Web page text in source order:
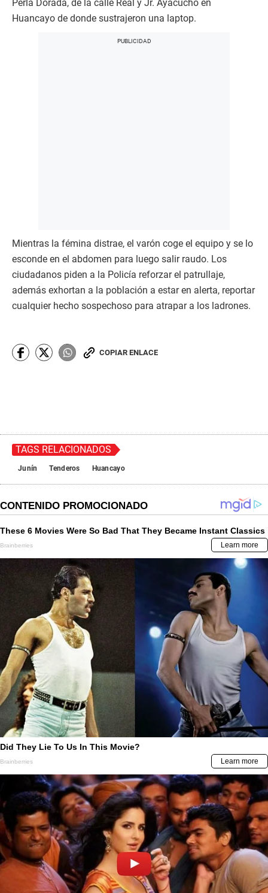
Perla Dorada, de la calle Real y Jr. Ayacucho en
Huancayo de donde sustrajeron una laptop.
Mientras la fémina distrae, el varón coge el equipo y se lo
esconde en el abdomen para luego salir raudo. Los
ciudadanos piden a la Policía reforzar el patrullaje,
además exhortan a la población a estar en alerta, reportar
cualquier hecho sospechoso para atrapar a los ladrones.
COPIAR ENLACE
TAGS RELACIONADOS
Junín Tenderos Huancayo